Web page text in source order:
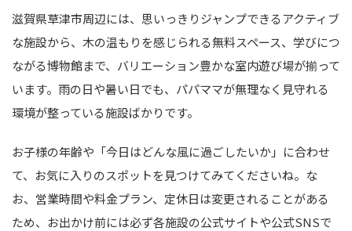
滋賀県草津市周辺には、思いっきりジャンプできるアクティブ
な施設から、木の温もりを感じられる無料スペース、学びにつ
ながる博物館まで、バリエーション豊かな室内遊び場が揃って
います。雨の日や暑い日でも、パパママが無理なく見守れる
環境が整っている施設ばかりです。
お子様の年齢や「今日はどんな風に過ごしたいか」に合わせ
て、お気に入りのスポットを見つけてみてくださいね。な
お、営業時間や料金プラン、定休日は変更されることがある
ため、お出かけ前には必ず各施設の公式サイトや公式SNSで